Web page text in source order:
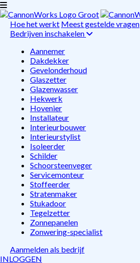
Hoe het werkt Meest gestelde vragen
Bedrijven inschakelen
Aannemer
Dakdekker
Gevelonderhoud
Glaszetter
Glazenwasser
Hekwerk
Hovenier
Installateur
Interieurbouwer
Interieurstylist
Isoleerder
Schilder
Schoorsteenveger
Servicemonteur
Stoffeerder
Stratenmaker
Stukadoor
Tegelzetter
Zonnepanelen
Zonwering-specialist
Aanmelden als bedrijf
INLOGGEN